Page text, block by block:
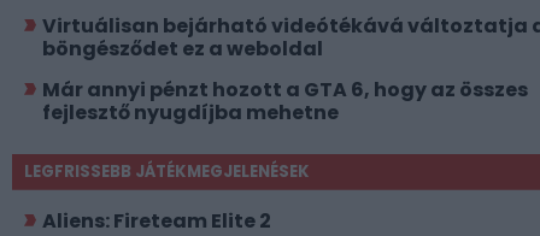
Virtuálisan bejárható videótékává változtatja
böngésződet ez a weboldal
Már annyi pénzt hozott a GTA 6, hogy az összes
fejlesztő nyugdíjba mehetne
LEGFRISSEBB JÁTÉKMEGJELENÉSEK
Aliens: Fireteam Elite 2